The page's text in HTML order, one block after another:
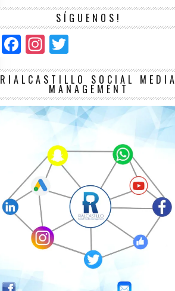
SÍGUENOS!
Facebook
Instagram
RIALCASTILLO SOCIAL MEDIA
MANAGEMENT